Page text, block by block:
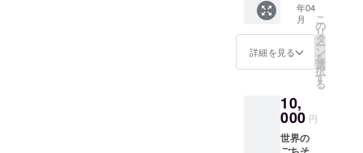
-日本
3.L’Uva
Fogarin
a- イタ
Chérie -
ハイチ
5.Rhyd
hun - イ
ンド
スタ
ン） ②
マッサ
マン
（鶏肉
とじゃ
ココ
ナッツ
カ
レー）
年04
月
詳細を見る
こ
の
リ
タ
ー
ン
を
選
択
す
る
10,
000 円
世界の